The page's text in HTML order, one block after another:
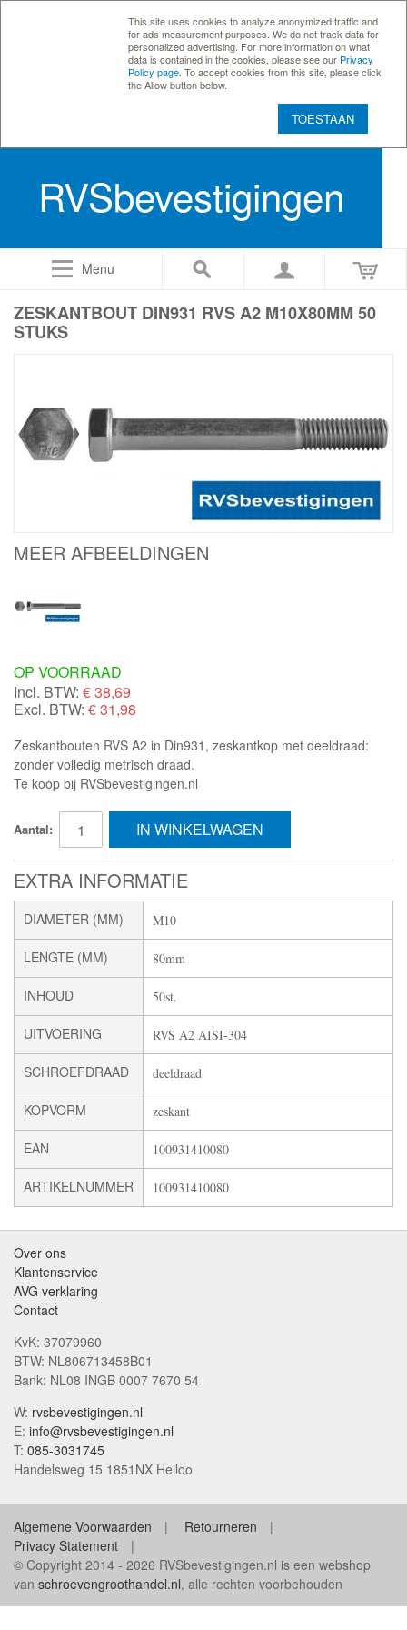
This site uses cookies to analyze anonymized traffic and
for ads measurement purposes. We do not track data for
personalized advertising. For more information on what
data is contained in the cookies, please see our Privacy
Policy page . To accept cookies from this site, please click
the Allow button below.
TOESTAAN
RVSbevestigingen
Menu
ZESKANTBOUT DIN931 RVS A2 M10X80MM 50
STUKS
MEER AFBEELDINGEN
OP VOORRAAD
Incl. BTW: €38,69
Excl. BTW: € 31,98
Zeskantbouten RVS A2 in Din931, zeskantkop met deeldraad:
zonder volledig metrisch draad.
Te koop bij RVSbevestigingen.nl
Aantal: IN WINKELWAGEN
EXTRA INFORMATIE
DIAMETER (MM) M10
LENGTE (MM) 80mm
INHOUD 50st.
UITVOERING RVS A2 AISI-304
SCHROEFDRAAD deeldraad
KOPVORM zeskant
EAN 100931410080
ARTIKELNUMMER 100931410080
Over ons
Klantenservice
AVG verklaring
Contact
KvK: 37079960
BTW: NL806713458B01
Bank: NL08 INGB 0007 7670 54
W: rvsbevestigingen.nl
E: info@rvsbevestigingen.nl
T: 085-3031745
Handelsweg 15 1851NX Heiloo
Algemene Voorwaarden
Retourneren
Privacy Statement
© Copyright 2014 - 2026 RVSbevestigingen.nl is een webshop
van schroevengroothandel.nl, alle rechten voorbehouden